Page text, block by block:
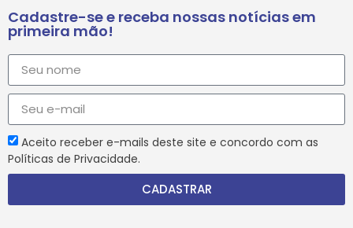
Cadastre-se e receba nossas notícias em
primeira mão!
Aceito receber e-mails deste site e concordo com as
Políticas de Privacidade.
CADASTRAR